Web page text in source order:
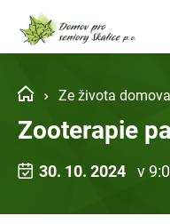
Ze života domova
Zooterapie
30. 10. 2024 v